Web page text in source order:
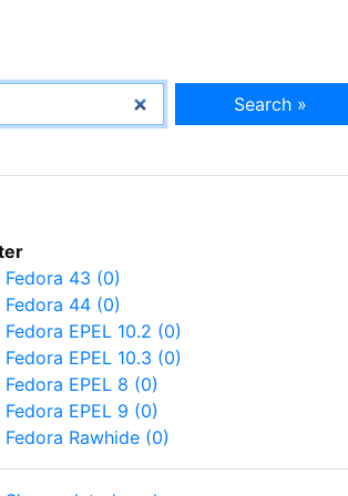
Search »
Fedora 43 (0)
Fedora 44 (0)
Fedora EPEL 10.2 (0)
Fedora EPEL 10.3 (0)
Fedora EPEL 8 (0)
Fedora EPEL 9 (0)
Fedora Rawhide (0)